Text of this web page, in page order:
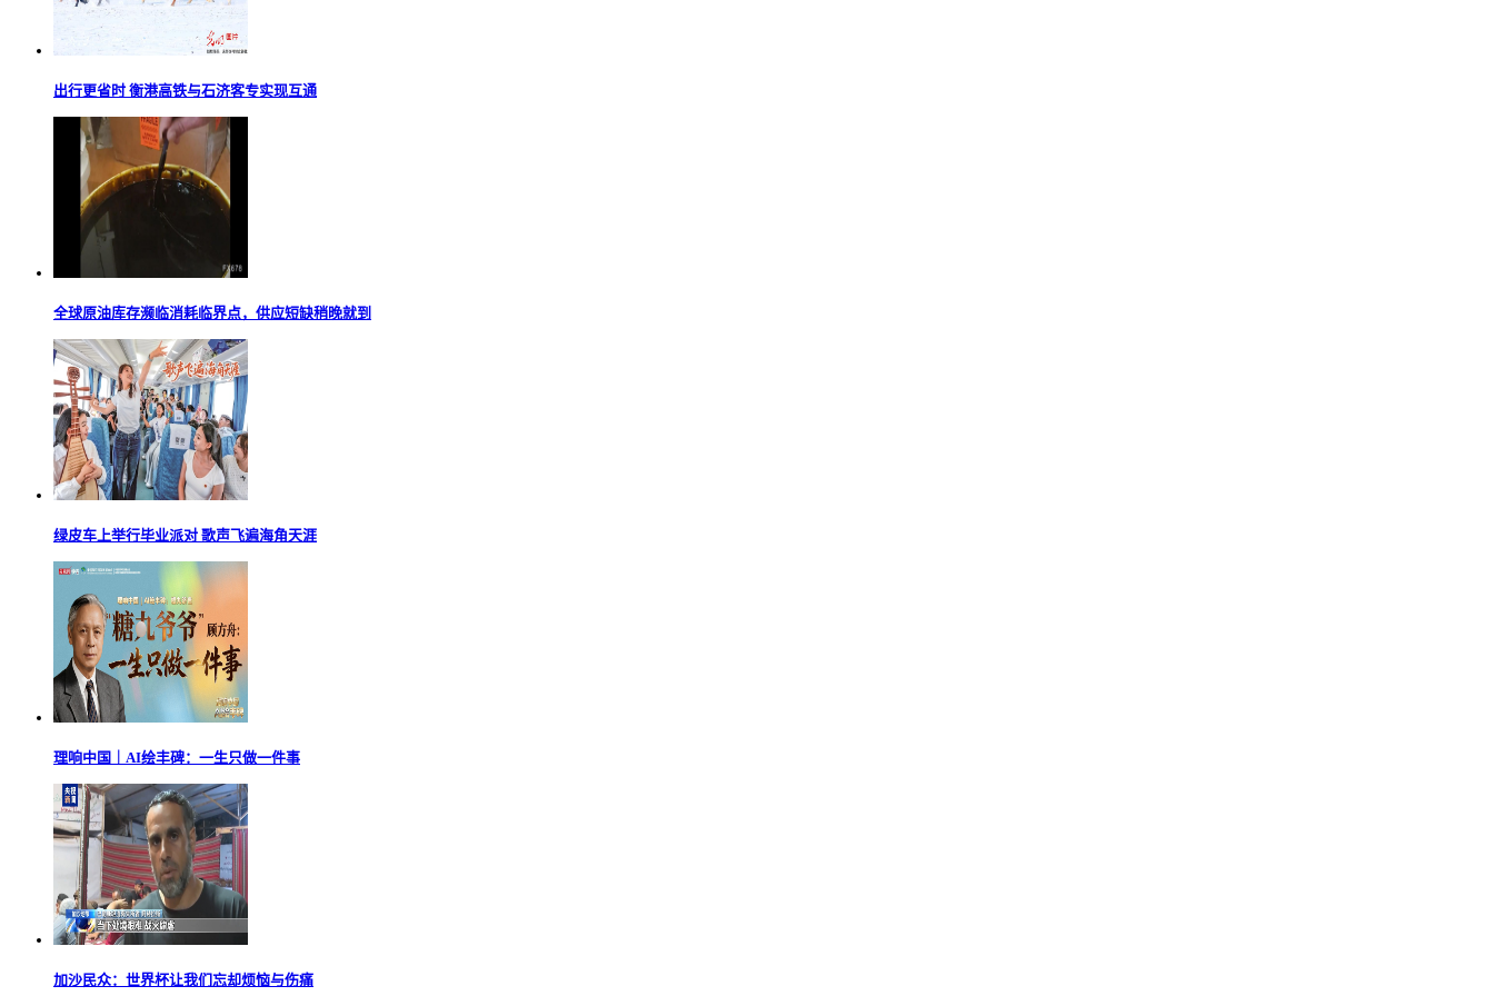
出行更省时 衡港高铁与石济客专实现互通
全球原油库存濒临消耗临界点，供应短缺稍晚就到
绿皮车上举行毕业派对 歌声飞遍海角天涯
理响中国｜AI绘丰碑：一生只做一件事
加沙民众：世界杯让我们忘却烦恼与伤痛